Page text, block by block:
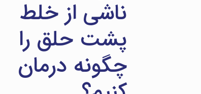
ناشی از خلط
پشت حلق را
چگونه درمان